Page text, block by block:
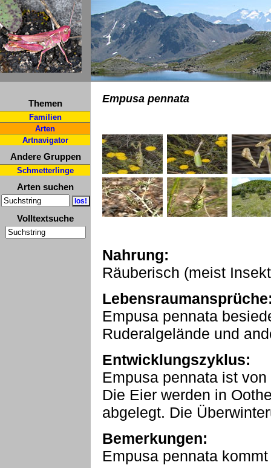
Themen
Familien
Arten
Artnavigator
Andere Gruppen
Schmetterlinge
Arten suchen
Volltextsuche
Empusa pennata
Nahrung:
Räuberisch (meist
Empusa pennata
Ruderalgelände und
Entwicklungszyklus:
Empusa pennata ist
Die Eier werden in
abgelegt. Die
Bemerkungen:
Empusa pennata